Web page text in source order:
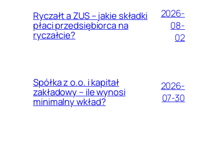
Ryczałt a ZUS – jakie składki
płaci przedsiębiorca na
ryczałcie?
2026-
08-
02
Spółka z o.o. i kapitał
zakładowy – ile wynosi
minimalny wkład?
2026-
07-30